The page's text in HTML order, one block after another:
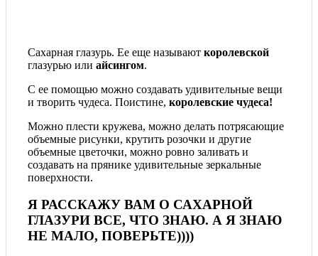
Сахарная глазурь. Ее еще называют королевской
глазурью или айсингом.
С ее помощью можно создавать удивительные вещи
и творить чудеса. Поистине, королевские чудеса!
Можно плести кружева, можно делать потрясающие
объемные рисунки, крутить розочки и другие
объемные цветочки, можно ровно заливать и
создавать на прянике удивительные зеркальные
поверхности.
Я РАССКАЖУ ВАМ О САХАРНОЙ
ГЛАЗУРИ ВСЕ, ЧТО ЗНАЮ. А Я ЗНАЮ
НЕ МАЛО, ПОВЕРЬТЕ))))